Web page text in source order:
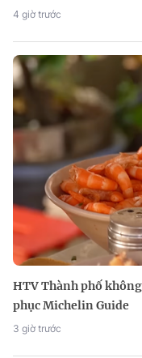
4 giờ trước
HTV Thành phố
phục Michelin Guide
3 giờ trước